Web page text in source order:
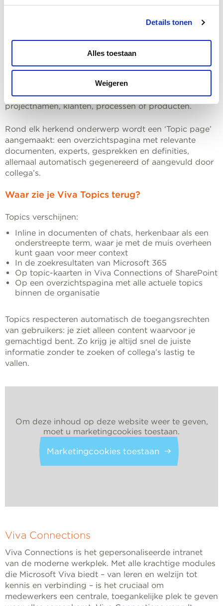
Details tonen
Alles toestaan
Weigeren
Viva Topics is een AI-gedreven
Het scant dagelijks je Microsoft 365-omgeving (zoals
SharePoint, Teams, OneDrive, Outlook) en herkent
automatisch belangrijke onderwerpen, zoals
projectnamen, klanten, processen of producten.
Rond elk herkend onderwerp wordt een ‘Topic page’
aangemaakt: een overzichtspagina met relevante
documenten, experts, gesprekken en definities,
allemaal automatisch gegenereerd of aangevuld door
collega’s.
Waar zie je Viva Topics terug?
Topics verschijnen:
Inline in documenten of chats, herkenbaar als een
onderstreepte term, waar je met de muis overheen
kunt gaan voor meer context
In de zoekresultaten van Microsoft 365
Op topic-kaarten in Viva Connections of SharePoint
Op een overzichtspagina met alle actuele topics
binnen de organisatie
Topics respecteren automatisch de toegangsrechten
van gebruikers: je ziet alleen content waarvoor je
gemachtigd bent. Zo krijg je altijd snel de juiste
informatie zonder te zoeken of collega’s lastig te
vallen.
Om deze inhoud op deze website weer te geven,
moet u marketingcookies toestaan.
Marketingcookies toestaan
Viva Connections
Viva Connections is het gepersonaliseerde intranet
van de moderne werkplek. Met alle krachtige modules
die Microsoft Viva biedt – van leren en welzijn tot
kennis en verbinding – is het cruciaal om
medewerkers een centrale, toegankelijke plek te geven